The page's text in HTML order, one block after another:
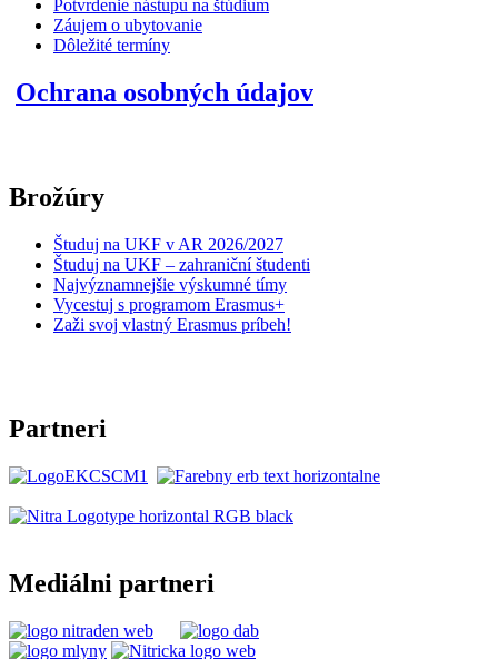
Potvrdenie nástupu na štúdium
Záujem o ubytovanie
Dôležité termíny
Ochrana osobných údajov
Brožúry
Študuj na UKF v AR 2026/2027
Študuj na UKF – zahraniční študenti
Najvýznamnejšie výskumné tímy
Vycestuj s programom Erasmus+
Zaži svoj vlastný Erasmus príbeh!
Partneri
Mediálni partneri